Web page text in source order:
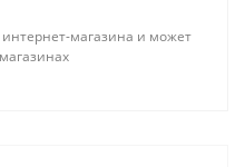
магазина и может